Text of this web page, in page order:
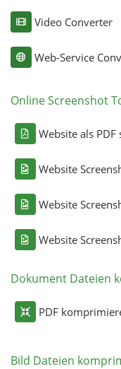
Video Converter
Web-Service
Online Screenshot
Website als PDF
Website
Website
Website
Dokument Dateien
PDF
Bild Dateien